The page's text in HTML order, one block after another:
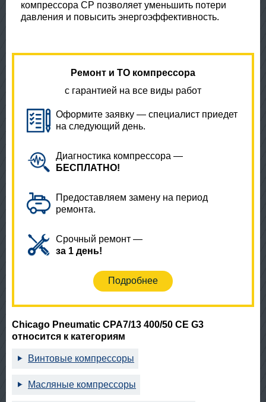
компрессора CP позволяет уменьшить потери
давления и повысить энергоэффективность.
Ремонт и ТО компрессора
с гарантией на все виды работ
Оформите заявку — специалист приедет
на следующий день.
Диагностика компрессора —
БЕСПЛАТНО!
Предоставляем замену на период
ремонта.
Срочный ремонт —
за 1 день!
Подробнее
Chicago Pneumatic CPA7/13 400/50 CE G3
относится к категориям
Винтовые компрессоры
Масляные компрессоры